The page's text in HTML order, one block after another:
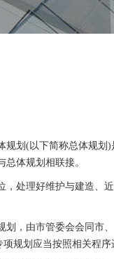
规划(以下简称总体规
体规划相联接。
处理好维护与建造、
，由市管委会会同市
规划应当按照相关程